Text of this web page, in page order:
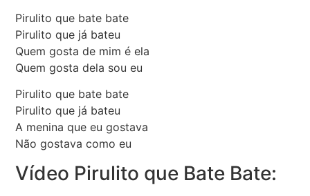
Pirulito que bate bate
Pirulito que já bateu
Quem gosta de mim é ela
Quem gosta dela sou eu
Pirulito que bate bate
Pirulito que já bateu
A menina que eu gostava
Não gostava como eu
Vídeo Pirulito que Bate Bate: